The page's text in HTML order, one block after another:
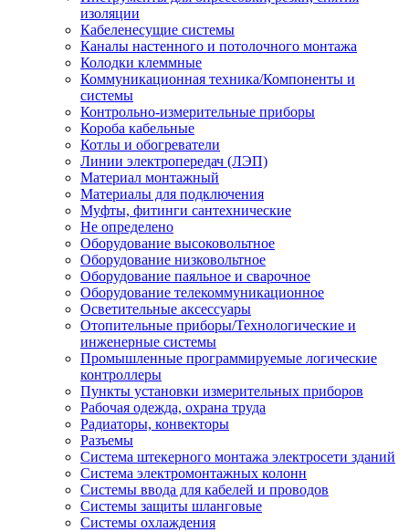
изоляции
Кабеленесущие системы
Каналы настенного и потолочного монтажа
Колодки клеммные
Коммуникационная техника/Компоненты и
системы
Контрольно-измерительные приборы
Короба кабельные
Котлы и обогреватели
Линии электропередач (ЛЭП)
Материал монтажный
Материалы для подключения
Муфты, фитинги сантехнические
Не определено
Оборудование высоковольтное
Оборудование низковольтное
Оборудование паяльное и сварочное
Оборудование телекоммуникационное
Осветительные аксессуары
Отопительные приборы/Технологические и
инженерные системы
Промышленные программируемые логические
контроллеры
Пункты установки измерительных приборов
Рабочая одежда, охрана труда
Радиаторы, конвекторы
Разъемы
Система штекерного монтажа электросети зданий
Система электромонтажных колонн
Системы ввода для кабелей и проводов
Системы защиты шланговые
Системы охлаждения